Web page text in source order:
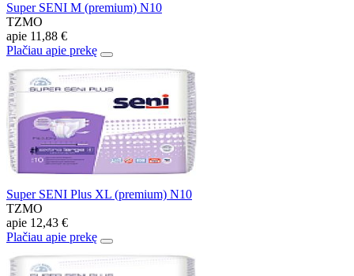
Super SENI M (premium) N10
TZMO
apie 11,88 €
Plačiau apie prekę
Super SENI Plus XL (premium) N10
TZMO
apie 12,43 €
Plačiau apie prekę